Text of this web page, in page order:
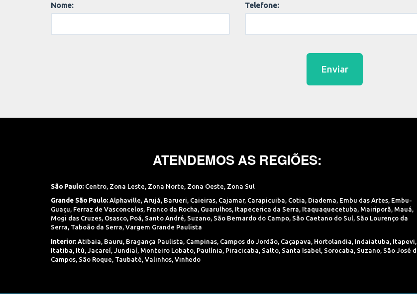
Nome: Telefone:
Enviar
ATENDEMOS AS REGIÕES:
São Paulo: Centro Zona Leste Zona Norte Zona Oeste Zona Sul
Grande São Paulo: Alphaville, Arujá, Barueri, Caieiras, Cajamar, Carapicuiba, Cotia, Diadema, Embu das Artes, Embu-
Guaçu, Ferraz de Vasconcelos, Franco da Rocha, Guarulhos, Itapecerica da Serra, Itaquaquecetuba, Mairiporã, Mauá,
Mogi das Cruzes, Osasco, Poá, Santo André, Suzano, São Bernardo do Campo, São Caetano do Sul, São Lourenço da
Serra, Taboão da Serra, Vargem Grande Paulista
Interior: Atibaia Bauru Bragança Paulista Campinas Campos do Jordão Caçapava Hortolandia Indaiatuba Itapevi
Itatiba Itú Jacareí Jundiaí Monteiro Lobato Paulínia Piracicaba Salto Santa Isabel Sorocaba Suzano São José
Campos São Roque Taubaté Valinhos Vinhedo